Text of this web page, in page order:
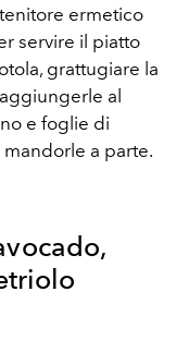
ermetico
servire il piatto
grattugiare la
al
e foglie di
a parte.